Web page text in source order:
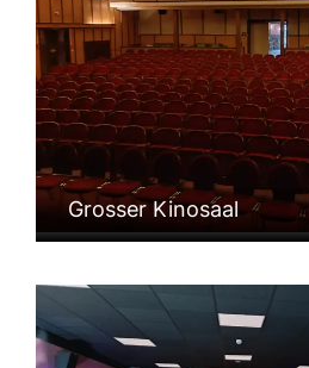
Grosser Kinosaal